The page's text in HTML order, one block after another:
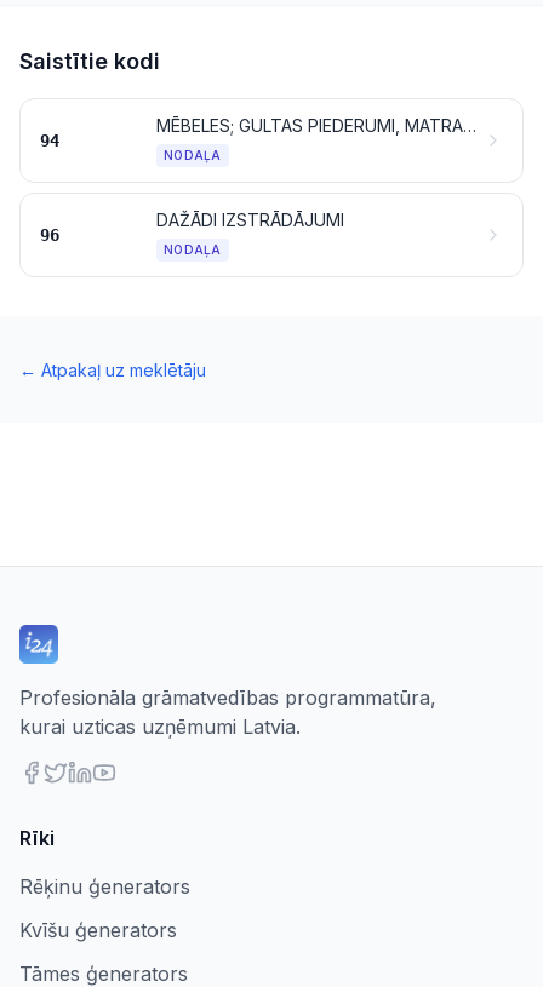
Saistītie kodi
94
MĒBELES; GULTAS PIEDERUMI, MATRAČI, MATRAČU PAMATI, POLSTERĒJUMI UN TAMLĪDZĪGI PILDĪTI MĀJAS APRĪKOJUMA IZSTRĀDĀJUMI; GAISMEKLI UN APGAISMES PIEDERUMI, KAS CITUR NAV MINĒTI UN IEKĻAUTI; IZGAISMOTAS IZKĀRTNES, TABLO UN TAMLĪDZĪGI IZSTRĀDĀJUMI; SALIEKAMĀS BŪVKONSTRUKCIJAS
NODAĻA
96
DAŽĀDI IZSTRĀDĀJUMI
NODAĻA
← Atpakaļ uz meklētāju
Profesionāla grāmatvedības programmatūra,
kurai uzticas uzņēmumi Latvia.
Rīki
Rēķinu ģenerators
Kvīšu ģenerators
Tāmes ģenerators